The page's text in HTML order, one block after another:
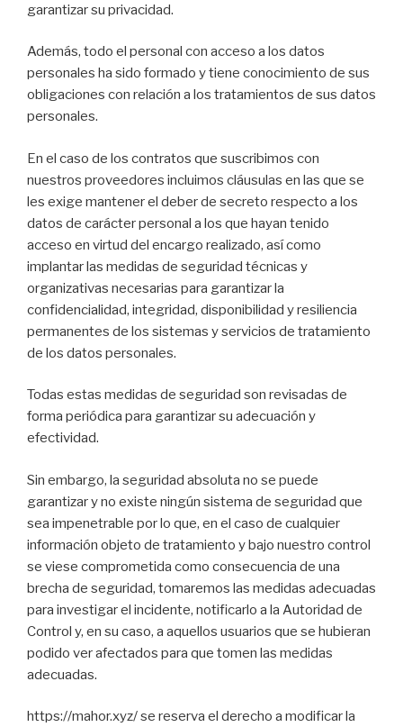
garantizar su privacidad.
Además, todo el personal con acceso a los datos
personales ha sido formado y tiene conocimiento de sus
obligaciones con relación a los tratamientos de sus datos
personales.
En el caso de los contratos que suscribimos con
nuestros proveedores incluimos cláusulas en las que se
les exige mantener el deber de secreto respecto a los
datos de carácter personal a los que hayan tenido
acceso en virtud del encargo realizado, así como
implantar las medidas de seguridad técnicas y
organizativas necesarias para garantizar la
confidencialidad, integridad, disponibilidad y resiliencia
permanentes de los sistemas y servicios de tratamiento
de los datos personales.
Todas estas medidas de seguridad son revisadas de
forma periódica para garantizar su adecuación y
efectividad.
Sin embargo, la seguridad absoluta no se puede
garantizar y no existe ningún sistema de seguridad que
sea impenetrable por lo que, en el caso de cualquier
información objeto de tratamiento y bajo nuestro control
se viese comprometida como consecuencia de una
brecha de seguridad, tomaremos las medidas adecuadas
para investigar el incidente, notificarlo a la Autoridad de
Control y, en su caso, a aquellos usuarios que se hubieran
podido ver afectados para que tomen las medidas
adecuadas.
https://mahor.xyz/ se reserva el derecho a modificar la